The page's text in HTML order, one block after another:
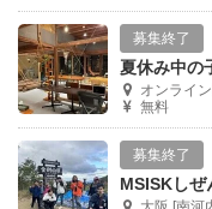
募集終了
オンライ
無料
募集終了